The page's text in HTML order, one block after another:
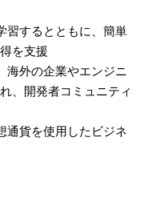
習するとともに、簡単
を支援
海外の企業やエンジニ
、開発者コミュニティ
通貨を使用したビジネ